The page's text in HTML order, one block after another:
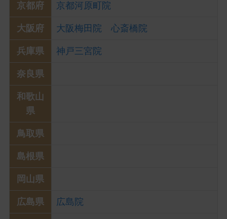
京都府 京都河原町院
大阪府 大阪梅田院 心斎橋院
兵庫県 神戸三宮院
奈良県
和歌山
県
鳥取県
島根県
岡山県
広島県 広島院